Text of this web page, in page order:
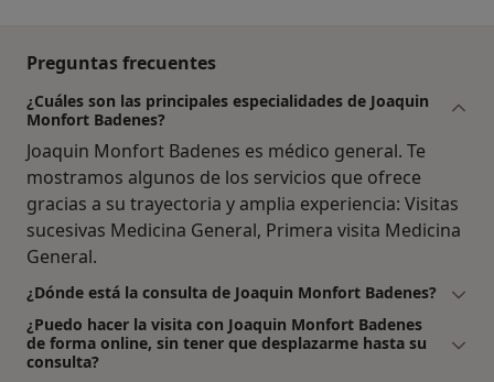
Preguntas frecuentes
¿Cuáles son las principales especialidades de Joaquin
Monfort Badenes?
Joaquin Monfort Badenes es médico general. Te
mostramos algunos de los servicios que ofrece
gracias a su trayectoria y amplia experiencia: Visitas
sucesivas Medicina General, Primera visita Medicina
General.
¿Dónde está la consulta de Joaquin Monfort Badenes?
¿Puedo hacer la visita con Joaquin Monfort Badenes
de forma online, sin tener que desplazarme hasta su
consulta?